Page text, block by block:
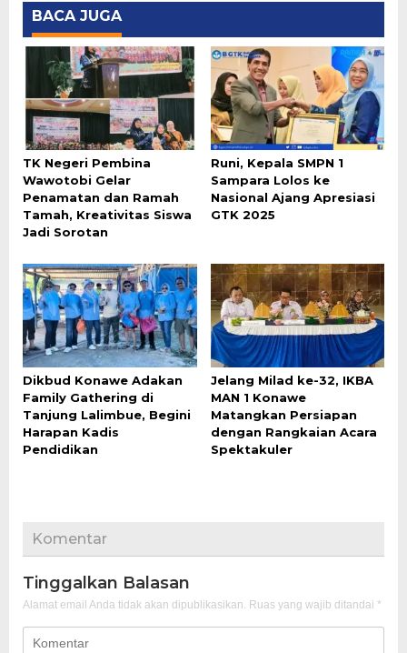
BACA JUGA
TK Negeri Pembina
Wawotobi Gelar
Penamatan dan Ramah
Tamah, Kreativitas Siswa
Jadi Sorotan
Runi, Kepala SMPN 1
Sampara Lolos ke
Nasional Ajang Apresiasi
GTK 2025
Dikbud Konawe Adakan
Family Gathering di
Tanjung Lalimbue, Begini
Harapan Kadis
Pendidikan
Jelang Milad ke-32, IKBA
MAN 1 Konawe
Matangkan Persiapan
dengan Rangkaian Acara
Spektakuler
Komentar
Tinggalkan Balasan
Alamat email Anda tidak akan dipublikasikan. Ruas yang wajib ditandai *